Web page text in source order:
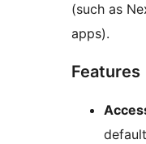
(such as
apps).
Features